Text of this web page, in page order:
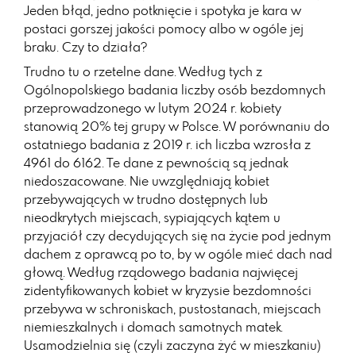
Jeden błąd, jedno potknięcie i spotyka je kara w
postaci gorszej jakości pomocy albo w ogóle jej
braku. Czy to działa?
Trudno tu o rzetelne dane. Według tych z
Ogólnopolskiego badania liczby osób bezdomnych
przeprowadzonego w lutym 2024 r. kobiety
stanowią 20% tej grupy w Polsce. W porównaniu do
ostatniego badania z 2019 r. ich liczba wzrosła z
4961 do 6162. Te dane z pewnością są jednak
niedoszacowane. Nie uwzględniają kobiet
przebywających w trudno dostępnych lub
nieodkrytych miejscach, sypiających kątem u
przyjaciół czy decydujących się na życie pod jednym
dachem z oprawcą po to, by w ogóle mieć dach nad
głową. Według rządowego badania najwięcej
zidentyfikowanych kobiet w kryzysie bezdomności
przebywa w schroniskach, pustostanach, miejscach
niemieszkalnych i domach samotnych matek.
Usamodzielnia się (czyli zaczyna żyć w mieszkaniu)